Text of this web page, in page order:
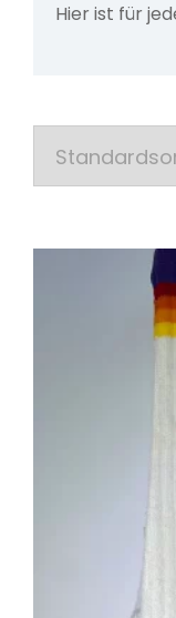
Hier ist für